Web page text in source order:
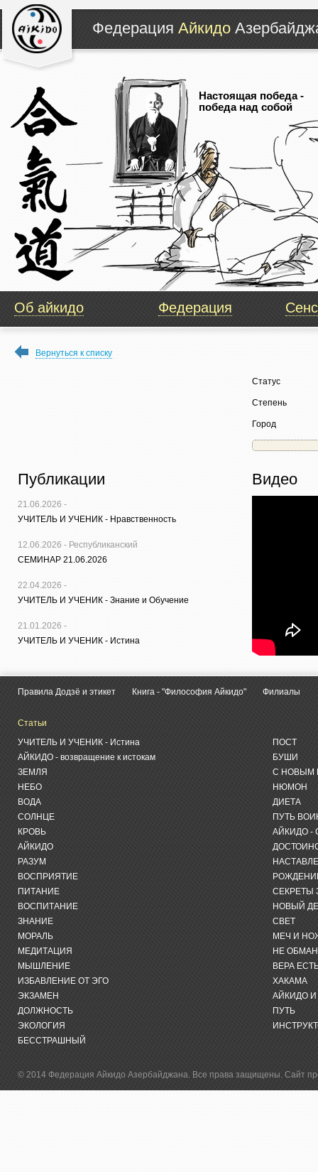
Федерация Айкидо
Настоящая победа -
победа над собой
Об айкидо Федерация
Вернуться к списку
Статус
Степень
Город
Публикации
21.06.2026 -
УЧИТЕЛЬ И УЧЕНИК - Нравственность
12.06.2026 - Республиканский
СЕМИНАР 21.06.2026
22.04.2026 -
УЧИТЕЛЬ И УЧЕНИК - Знание и Обучение
21.01.2026 -
УЧИТЕЛЬ И УЧЕНИК - Истина
Видео
Правила Додзё и этикет Книга - "Философия Айкидо" Филиалы
Статьи
УЧИТЕЛЬ И УЧЕНИК - Истина
АЙКИДО - возвращение к истокам
ЗЕМЛЯ
НЕБО
ВОДА
СОЛНЦЕ
КРОВЬ
АЙКИДО
РАЗУМ
ВОСПРИЯТИЕ
ПИТАНИЕ
ВОСПИТАНИЕ
ЗНАНИЕ
МОРАЛЬ
МЕДИТАЦИЯ
МЫШЛЕНИЕ
ИЗБАВЛЕНИЕ ОТ ЭГО
ЭКЗАМЕН
ДОЛЖНОСТЬ
ЭКОЛОГИЯ
БЕССТРАШНЫЙ
ПОСТ
БУШИ
С НОВЫМ
НЮМОН
ДИЕТА
ПУТЬ
АЙКИДО -
СЕКРЕТЫ
НОВЫЙ
СВЕТ
МЕЧ И
НЕ
ВЕРА
ХАКАМА
АЙКИДО
ПУТЬ
© 2014 Федерация Айкидо Азербайджана. Все права защищены. Сайт